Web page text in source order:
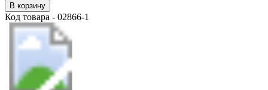
В корзину
Код товара - 02866-1